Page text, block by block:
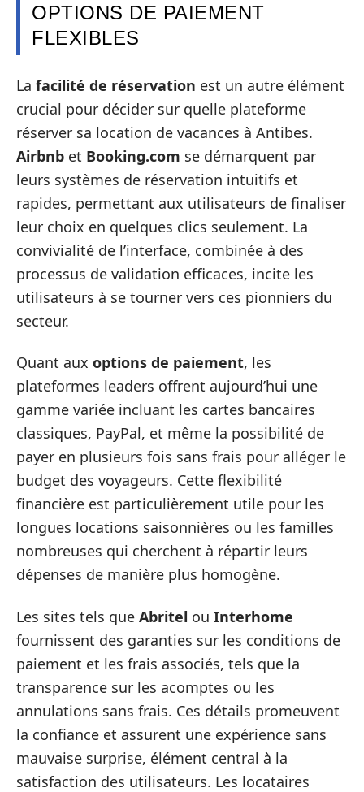
OPTIONS DE PAIEMENT
FLEXIBLES
La facilité de réservation est un autre élément
crucial pour décider sur quelle plateforme
réserver sa location de vacances à Antibes.
Airbnb et Booking.com se démarquent par
leurs systèmes de réservation intuitifs et
rapides, permettant aux utilisateurs de finaliser
leur choix en quelques clics seulement. La
convivialité de l’interface, combinée à des
processus de validation efficaces, incite les
utilisateurs à se tourner vers ces pionniers du
secteur.
Quant aux options de paiement, les
plateformes leaders offrent aujourd’hui une
gamme variée incluant les cartes bancaires
classiques, PayPal, et même la possibilité de
payer en plusieurs fois sans frais pour alléger le
budget des voyageurs. Cette flexibilité
financière est particulièrement utile pour les
longues locations saisonnières ou les familles
nombreuses qui cherchent à répartir leurs
dépenses de manière plus homogène.
Les sites tels que Abritel ou Interhome
fournissent des garanties sur les conditions de
paiement et les frais associés, tels que la
transparence sur les acomptes ou les
annulations sans frais. Ces détails promeuvent
la confiance et assurent une expérience sans
mauvaise surprise, élément central à la
satisfaction des utilisateurs. Les locataires